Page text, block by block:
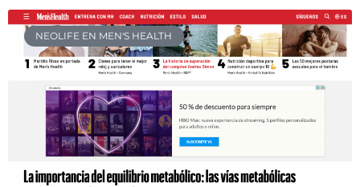
NEOLIFE EN MEN'S HEALTH